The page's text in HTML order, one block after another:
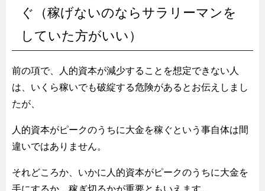
ぐ（稼げないのならサラリーマンを
していた方がいい）
前の項で、人的資本が減少することを想定できない人
は、いくら稼いでも破綻する危険があるとお伝えしまし
たが、
人的資本がピークのうちに大金を稼ぐという事自体は間
違いではありません。
それどころか、いかに人的資本がピークのうちに大金を
手にするか、稼ぎ切るかが重要ともいえます。